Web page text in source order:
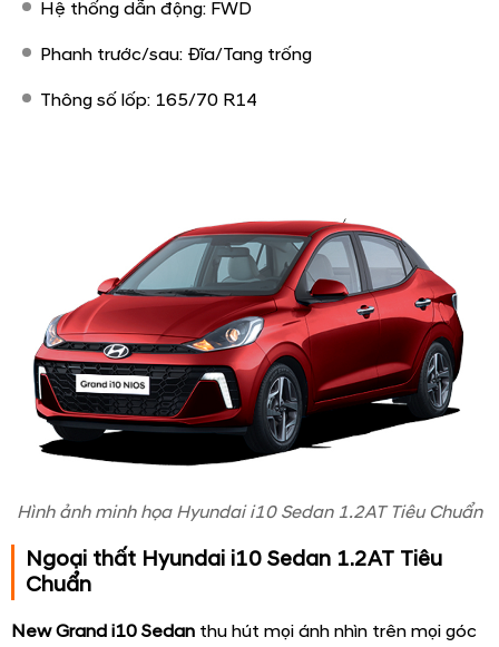
Hệ thống dẫn động: FWD
Phanh trước/sau: Đĩa/Tang trống
Thông số lốp: 165/70 R14
Hình ảnh minh họa Hyundai i10 Sedan 1.2AT Tiêu Chuẩn
Ngoại thất Hyundai i10 Sedan 1.2AT Tiêu
Chuẩn
New Grand i10 Sedan thu hút mọi ánh nhìn trên mọi góc